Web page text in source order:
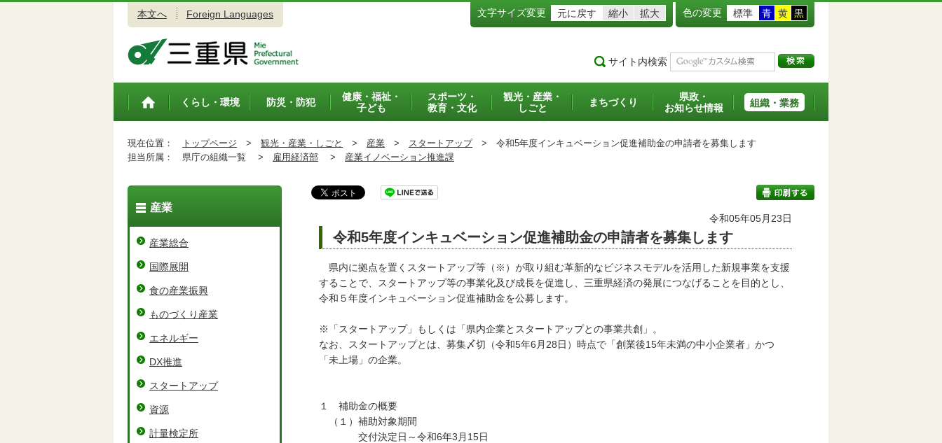
本文へ Foreign Languages 文字サイズ変更 元に戻す 縮小 拡大 色の変更 標準 青 黄 黒
サイト内検索
トップペ
くらし・環境 防災・防犯
健康・福祉・
子ども
スポーツ・
教育・文化
観光・産業・
しごと
まちづくり
県政・
お知らせ情報
組織・業務
現在位置： トップページ > 観光・産業・しごと > 産業 > スタートアップ> 令和5年度インキュベーション促進補助金の申請者を募集します
担当所属：
県庁の組織一覧 > 雇用経済部 > 産業イノベーション推進課
印刷する
令和05年05月23日
令和5年度インキュベーション促進補助金の申請者を募集します
県内に拠点を置くスタートアップ等（※）が取り組む革新的なビジネスモデルを活用した新規事業を支援
することで、スタートアップ等の事業化及び成長を促進し、三重県経済の発展につなげることを目的とし、
令和５年度インキュベーション促進補助金を公募します。
※「スタートアップ」もしくは「県内企業とスタートアップとの事業共創」。
なお、スタートアップとは、募集〆切（令和5年6月28日）時点で「創業後15年未満の中小企業者」かつ
「未上場」の企業。
１ 補助金の概要
（１）補助対象期間
交付決定日～令和6年3月15日
産業
産業総合
国際展開
食の産業振興
ものづくり産業
エネルギー
DX推進
スタートアップ
資源
計量検定所